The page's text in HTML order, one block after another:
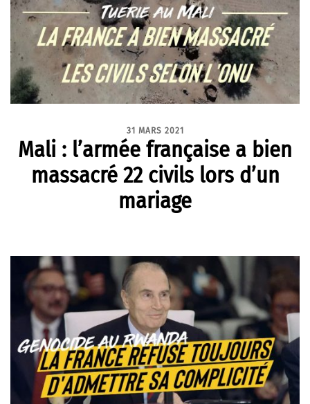
31 MARS 2021
Mali : l’armée française a bien
massacré 22 civils lors d’un
mariage